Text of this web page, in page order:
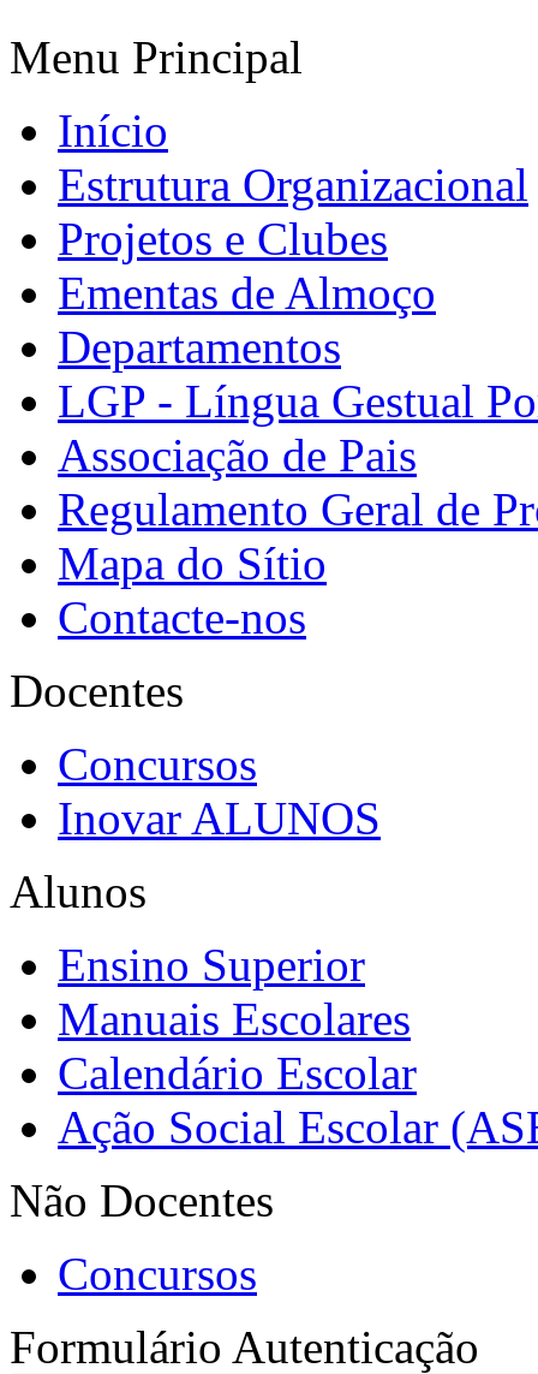
Menu Principal
Início
Estrutura Organizacional
Projetos e Clubes
Ementas de Almoço
Departamentos
LGP - Língua Gestual
Associação de Pais
Regulamento Geral de
Mapa do Sítio
Contacte-nos
Docentes
Concursos
Inovar ALUNOS
Alunos
Ensino Superior
Manuais Escolares
Calendário Escolar
Ação Social Escolar
Não Docentes
Concursos
Formulário Autenticação